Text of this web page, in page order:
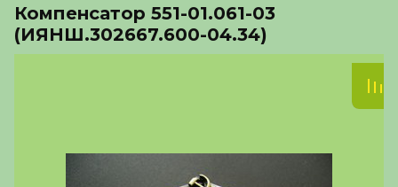
Компенсатор 551-01.061-03
(ИЯНШ.302667.600-04.34)